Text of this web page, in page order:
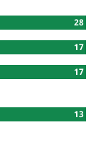
28
17
17
13